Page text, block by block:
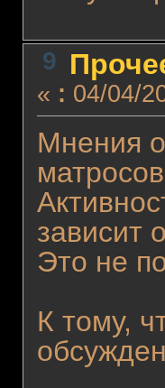
9
« : 04/04/
Мнения
зависит
Это не
К тому,